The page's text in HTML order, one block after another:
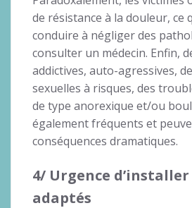
de résistance à la douleur, ce
conduire à négliger des
consulter un médecin. Enfin,
addictives, auto-agressives,
sexuelles à risques, des
de type anorexique et/ou
également fréquents et
conséquences dramatiques.
4/ Urgence d’installer
adaptés